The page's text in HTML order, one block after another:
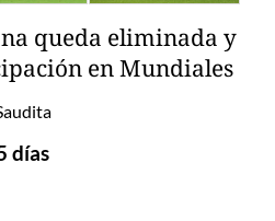
queda eliminada y
en Mundiales
días